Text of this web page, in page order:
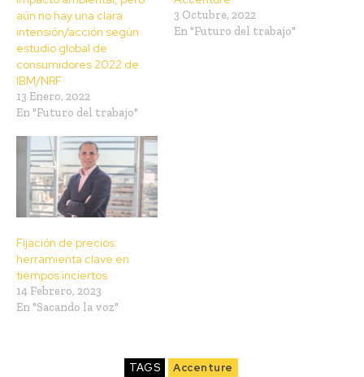
aún no hay una clara
intensión/acción según
estudio global de
consumidores 2022 de
IBM/NRF
13 Enero, 2022
En "Futuro del trabajo"
3 Octubre, 2022
En "Futuro del trabajo"
Fijación de precios:
herramienta clave en
tiempos inciertos
14 Febrero, 2023
En "Sacando la voz"
TAGS Accenture